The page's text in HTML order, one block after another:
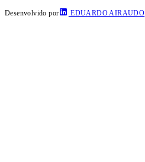
Desenvolvido por EDUARDO AIRAUDO